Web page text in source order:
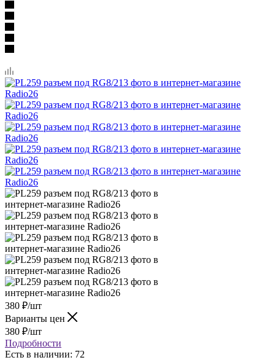
380 ₽/шт
Варианты цен
380 ₽/шт
Подробности
Есть в наличии: 72